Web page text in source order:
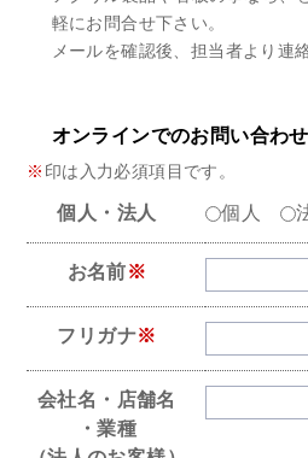
ご相談からの流れ
採用情報
軽にお問合せ下さい。
メールを確認後、担当者より連
オンラインでのお問い合わせ
※ 印は入力必須項目です。
個人・法人 個人
お名前※
フリガナ※
会社名・店舗名
・業種